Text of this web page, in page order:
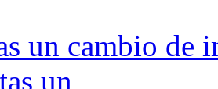
un cambio de